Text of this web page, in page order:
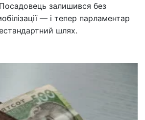
залишився без
— і тепер парламентар
шлях.